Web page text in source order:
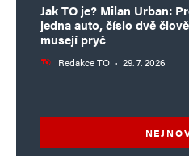
Jak TO je? Milan Urban:
jedna auto, číslo dvě
musejí pryč
Redakce TO · 29. 7. 2026